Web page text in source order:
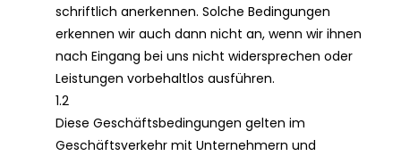
schriftlich anerkennen. Solche Bedingungen
erkennen wir auch dann nicht an, wenn wir ihnen
nach Eingang bei uns nicht widersprechen oder
Leistungen vorbehaltlos ausführen.
1.2
Diese Geschäftsbedingungen gelten im
Geschäftsverkehr mit Unternehmern und